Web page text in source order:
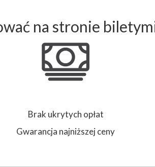
Brak ukrytych opłat
Gwarancja najniższej ceny
na stronie